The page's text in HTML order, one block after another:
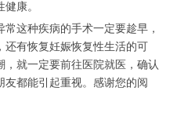
康。
这种疾病的手术一定要趁早，
有恢复妊娠恢复性生活的可
就一定要前往医院就医，确认
都能引起重视。感谢您的阅